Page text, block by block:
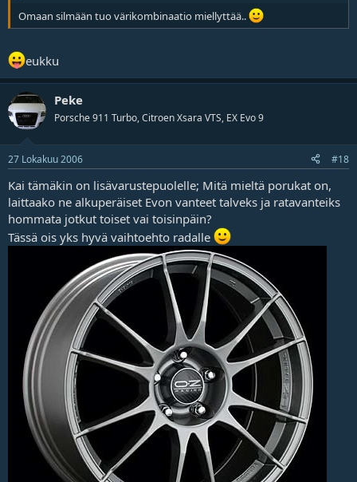
Omaan silmään tuo värikombinaatio miellyttää..
eukku
Peke
Porsche 911 Turbo, Citroen Xsara VTS, EX Evo 9
27 Lokakuu 2006 #18
Kai tämäkin on lisävarustepuolelle; Mitä mieltä porukat on,
laittaako ne alkuperäiset Evon vanteet talveks ja ratavanteiks
hommata jotkut toiset vai toisinpäin?
Tässä ois yks hyvä vaihtoehto radalle